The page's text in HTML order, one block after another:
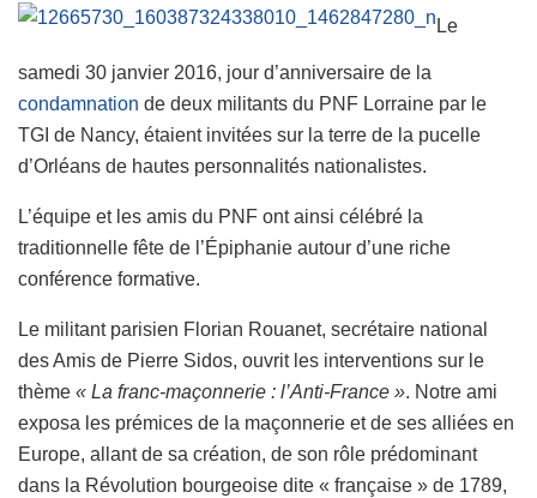
Le
samedi 30 janvier 2016, jour d’anniversaire de la
condamnation de deux militants du PNF Lorraine par le
TGI de Nancy, étaient invitées sur la terre de la pucelle
d’Orléans de hautes personnalités nationalistes.
L’équipe et les amis du PNF ont ainsi célébré la
traditionnelle fête de l’Épiphanie autour d’une riche
conférence formative.
Le militant parisien Florian Rouanet, secrétaire national
des Amis de Pierre Sidos, ouvrit les interventions sur le
thème « La franc-maçonnerie : l’Anti-France ». Notre ami
exposa les prémices de la maçonnerie et de ses alliées en
Europe, allant de sa création, de son rôle prédominant
dans la Révolution bourgeoise dite « française » de 1789,